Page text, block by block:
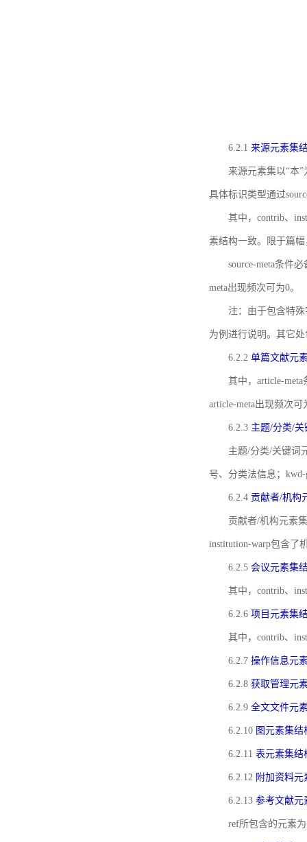
6.2.1 来源元素集
来源元素集以“本
具体标识类型通过
其中，contrib、
素结构一致。限于篇
source-meta条件
meta出现频次可为0。
注：由于包含特殊
为例进行说明。其它
6.2.2 单篇文献元
其中，article-
article-meta出现频次可
6.2.3 主题/分类/
主题/分类/关键词
号、分类法信息；
6.2.4 贡献者/机构
贡献者/机构元素
institution-warp包含了
6.2.5 会议元素集
其中，contrib、
6.2.6 项目元素集
其中，contrib、
6.2.7 操作信息元
6.2.8 获取管理元
6.2.9 全文文件元
6.2.10 图元素集结
6.2.11 表元素集结
6.2.12 附加资料元
6.2.13 参考文献元
ref所包含的元素